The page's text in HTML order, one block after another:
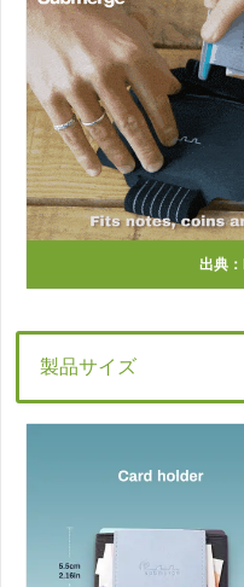
出典：
製品サイズ